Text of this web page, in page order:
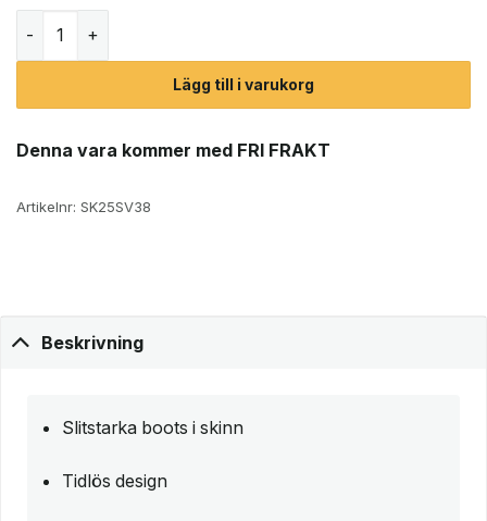
Lägg till i varukorg
Denna vara kommer med FRI FRAKT
Artikelnr: SK25SV38
Beskrivning
Slitstarka boots i skinn
Tidlös design